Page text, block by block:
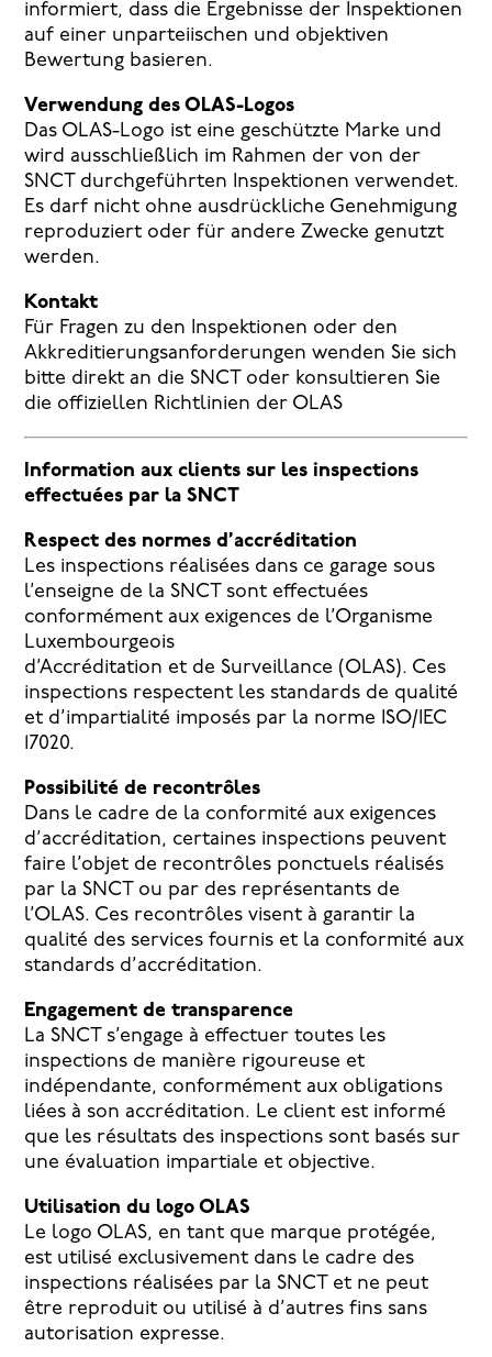
informiert, dass die Ergebnisse der Inspektionen
auf einer unparteiischen und objektiven
Bewertung basieren.
Verwendung des OLAS-Logos
Das OLAS-Logo ist eine geschützte Marke und
wird ausschließlich im Rahmen der von der
SNCT durchgeführten Inspektionen verwendet.
Es darf nicht ohne ausdrückliche Genehmigung
reproduziert oder für andere Zwecke genutzt
werden.
Kontakt
Für Fragen zu den Inspektionen oder den
Akkreditierungsanforderungen wenden Sie sich
bitte direkt an die SNCT oder konsultieren Sie
die offiziellen Richtlinien der OLAS
Information aux clients sur les inspections
effectuées par la SNCT
Respect des normes d’accréditation
Les inspections réalisées dans ce garage sous
l’enseigne de la SNCT sont effectuées
conformément aux exigences de l’Organisme
Luxembourgeois
d’Accréditation et de Surveillance (OLAS). Ces
inspections respectent les standards de qualité
et d’impartialité imposés par la norme ISO/IEC
17020.
Possibilité de recontrôles
Dans le cadre de la conformité aux exigences
d’accréditation, certaines inspections peuvent
faire l’objet de recontrôles ponctuels réalisés
par la SNCT ou par des représentants de
l’OLAS. Ces recontrôles visent à garantir la
qualité des services fournis et la conformité aux
standards d’accréditation.
Engagement de transparence
La SNCT s’engage à effectuer toutes les
inspections de manière rigoureuse et
indépendante, conformément aux obligations
liées à son accréditation. Le client est informé
que les résultats des inspections sont basés sur
une évaluation impartiale et objective.
Utilisation du logo OLAS
Le logo OLAS, en tant que marque protégée,
est utilisé exclusivement dans le cadre des
inspections réalisées par la SNCT et ne peut
être reproduit ou utilisé à d’autres fins sans
autorisation expresse.